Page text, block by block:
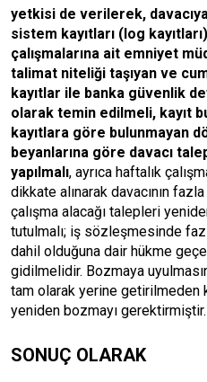
yetkisi de verilerek,
sistem kayıtları (log
çalışmalarına ait emniyet
talimat niteliği taşıyan ve
kayıtlar ile banka güvenlik
olarak temin edilmeli, kayıt
kayıtlara göre bulunmayan
beyanlarına göre davacı
yapılmalı, ayrıca haftalık
dikkate alınarak davacının
çalışma alacağı talepleri
tutulmalı; iş sözleşmesinde
dahil olduğuna dair hükme
gidilmelidir. Bozmaya
tam olarak yerine getirilmeden
yeniden bozmayı gerektirmiştir.
SONUÇ OLARAK